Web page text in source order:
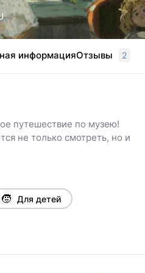
информацияОтзывы 2
путешествие по музею!
не только смотреть, но и
Музя) и девочка Маруся.
по музею. Очень ей все
умные взрослые не смогли
А вот мудрый и
с удовольствием
🧒 Для детей